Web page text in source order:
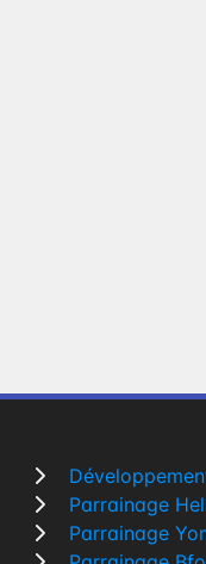
Parrainage
Parrainage